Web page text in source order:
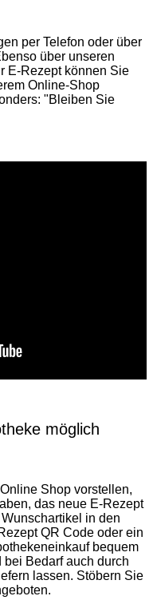
per Telefon oder über
über unseren
E-Rezept können Sie
Online-Shop
"Bleiben Sie
möglich
Shop vorstellen,
das neue E-Rezept
in den
QR Code oder ein
bequem
Bedarf auch durch
lassen. Stöbern Sie